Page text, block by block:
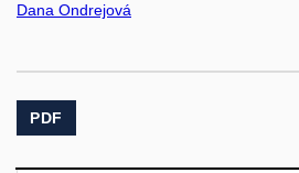
Dana Ondrejová
PDF